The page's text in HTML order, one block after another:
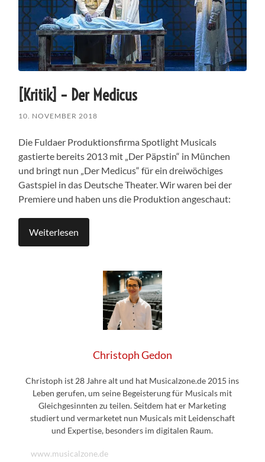
[Kritik] – Der Medicus
10. NOVEMBER 2018
Die Fuldaer Produktionsfirma Spotlight Musicals
gastierte bereits 2013 mit „Der Päpstin“ in München
und bringt nun „Der Medicus“ für ein dreiwöchiges
Gastspiel in das Deutsche Theater. Wir waren bei der
Premiere und haben uns die Produktion angeschaut:
Weiterlesen
Christoph Gedon
Christoph ist 28 Jahre alt und hat Musicalzone.de 2015 ins
Leben gerufen, um seine Begeisterung für Musicals mit
Gleichgesinnten zu teilen. Seitdem hat er Marketing
studiert und vermarketet nun Musicals mit Leidenschaft
und Expertise, besonders im digitalen Raum.
www.musicalzone.de